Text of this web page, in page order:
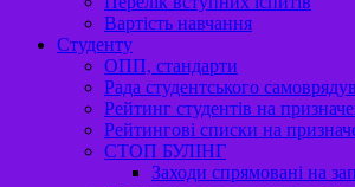
Вартість навчання
Студенту
ОПП, стандарти
Рада студентського
Рейтинг студентів на
Рейтингові списки на
СТОП БУЛІНГ
Заходи спрямовані на